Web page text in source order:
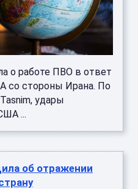
о работе ПВО в ответ
со стороны Ирана. По
удары
...
об отражении